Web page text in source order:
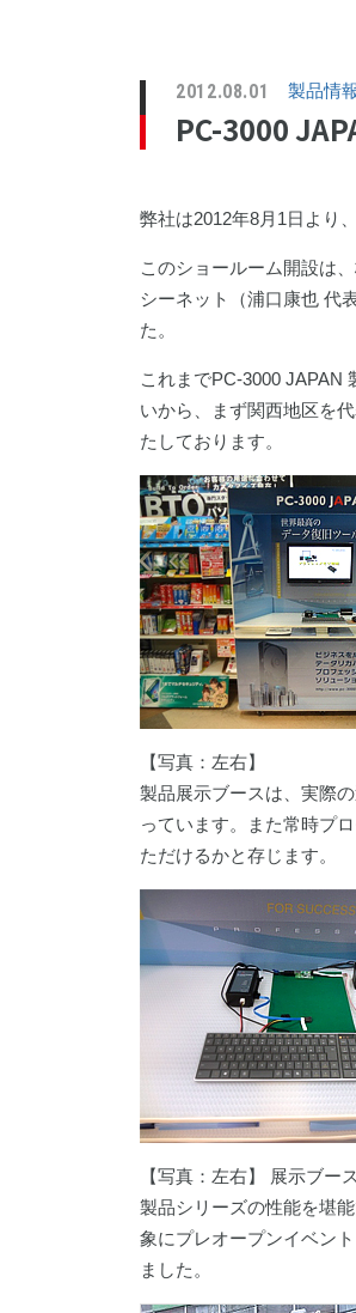
2012.08.01 製品情
PC-3000
弊社は2012年8月1日より
このショールーム開設は
シーネット（浦口康也 代
た。
これまでPC-3000 JAPAN
いから、まず関西地区を
たしております。
【写真：左右】
製品展示ブースは、実際
っています。また常時プ
ただけるかと存じます。
【写真：左右】 展示ブ
製品シリーズの性能を堪
象にプレオープンイベン
ました。